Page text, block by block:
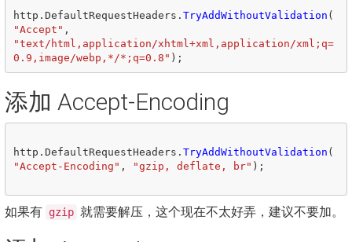
http . DefaultRequestHeaders . TryAddWithoutValidation (
"Accept" ,
"text/html,application/xhtml+xml,application/xml;q=
0.9,image/webp,*/*;q=0.8" );
添加 Accept-Encoding
http . DefaultRequestHeaders . TryAddWithoutValidation (
"Accept-Encoding" , "gzip, deflate, br" );
如果有 gzip 就需要解压，这个现在不太好弄，建议不要加。